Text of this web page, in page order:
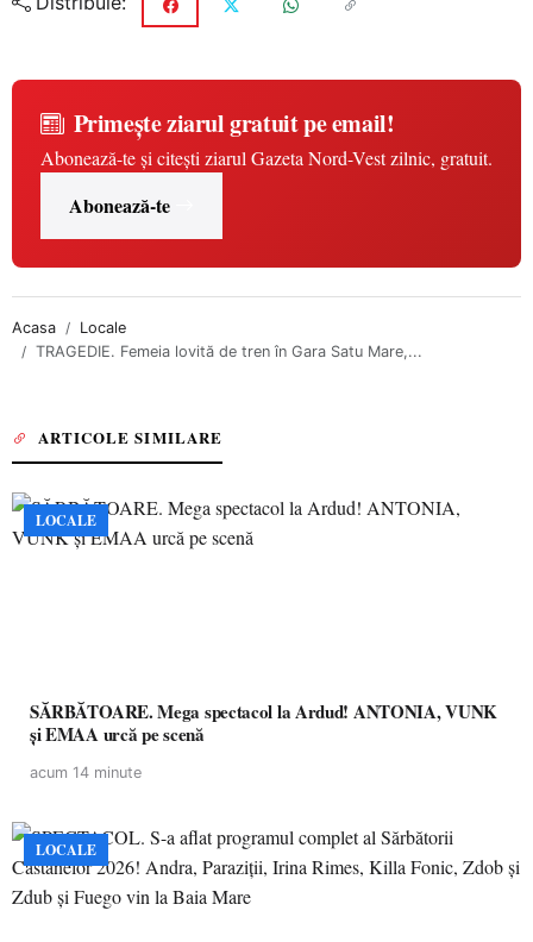
Primește ziarul gratuit pe email!
Abonează-te și citești ziarul Gazeta Nord-Vest zilnic, gratuit.
Abonează-te
Acasa
Locale
TRAGEDIE. Femeia lovită de tren în Gara Satu Mare,...
ARTICOLE SIMILARE
LOCALE
SĂRBĂTOARE. Mega spectacol la Ardud! ANTONIA, VUNK
și EMAA urcă pe scenă
acum 14 minute
LOCALE